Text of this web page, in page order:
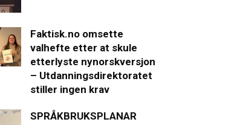
Faktisk.no omsette
valhefte etter at skule
etterlyste nynorskversjon
– Utdanningsdirektoratet
stiller ingen krav
SPRÅKBRUKSPLANAR